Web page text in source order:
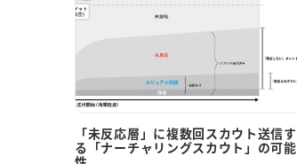
「未反応層」に複数回スカウト送信す
る「ナーチャリングスカウト」の可能